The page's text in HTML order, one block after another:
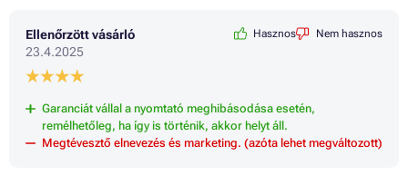
Ellenőrzött vásárló
23.4.2025
Hasznos Nem hasznos
Garanciát vállal a nyomtató meghibásodása esetén,
remélhetőleg, ha így is történik, akkor helyt áll.
Megtévesztő elnevezés és marketing. (azóta lehet megváltozott)